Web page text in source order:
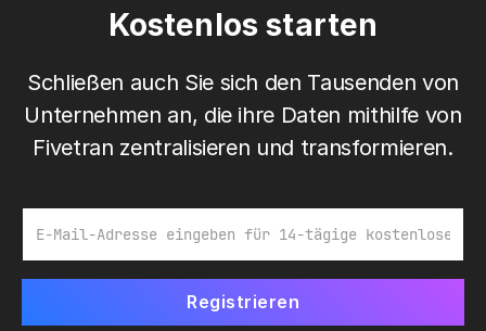
Kostenlos starten
Schließen auch Sie sich den Tausenden von
Unternehmen an, die ihre Daten mithilfe von
Fivetran zentralisieren und transformieren.